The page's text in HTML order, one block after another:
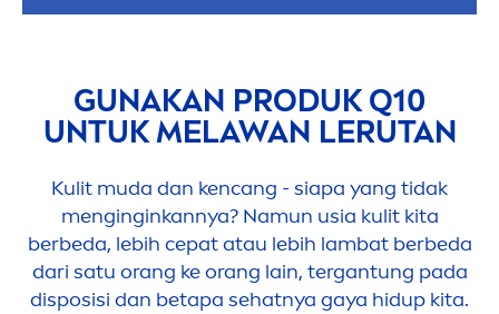
GUNAKAN PRODUK Q10
UNTUK MELAWAN LERUTAN
Kulit muda dan kencang - siapa yang tidak
menginginkannya? Namun usia kulit kita
berbeda, lebih cepat atau lebih lambat berbeda
dari satu orang ke orang lain, tergantung pada
disposisi dan betapa sehatnya gaya hidup kita.